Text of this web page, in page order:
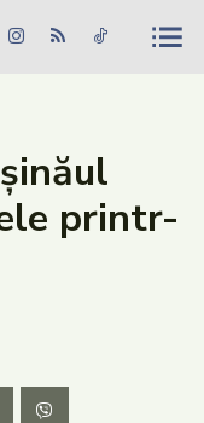
Căutare
printr-